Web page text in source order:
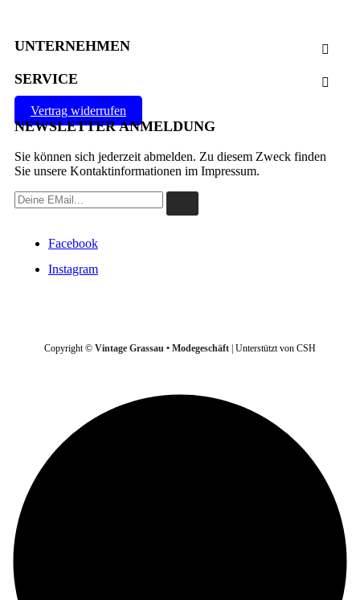
UNTERNEHMEN 
SERVICE 
Vertrag widerrufen
NEWSLETTER ANMELDUNG
Sie können sich jederzeit abmelden. Zu diesem Zweck finden
Sie unsere Kontaktinformationen im Impressum.
Facebook
Instagram
Copyright © Vintage Grassau • Modegeschäft | Unterstützt von CSH